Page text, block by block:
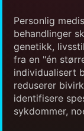
Personlig
behandlinger
genetikk,
fra en "én
individualisert
reduserer
identifisere
sykdommer,